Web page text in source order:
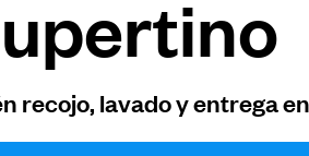
recojo, lavado y entrega